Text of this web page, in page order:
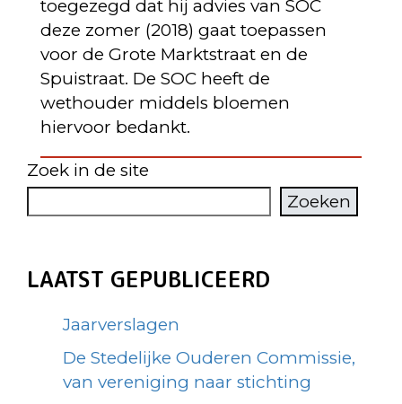
toegezegd dat hij advies van SOC
deze zomer (2018) gaat toepassen
voor de Grote Marktstraat en de
Spuistraat. De SOC heeft de
wethouder middels bloemen
hiervoor bedankt.
Zoek in de site
Zoeken
LAATST GEPUBLICEERD
Jaarverslagen
De Stedelijke Ouderen Commissie,
van vereniging naar stichting